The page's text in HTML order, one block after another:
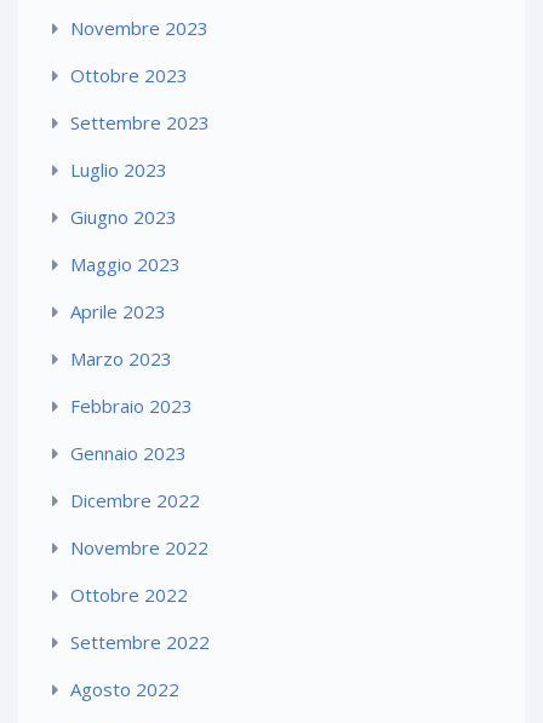
Novembre 2023
Ottobre 2023
Settembre 2023
Luglio 2023
Giugno 2023
Maggio 2023
Aprile 2023
Marzo 2023
Febbraio 2023
Gennaio 2023
Dicembre 2022
Novembre 2022
Ottobre 2022
Settembre 2022
Agosto 2022